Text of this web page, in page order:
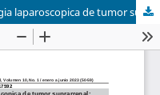
Anestesia total intravenosa en cirugia laparoscopica de tumor suprarrenal: Reporte de un caso